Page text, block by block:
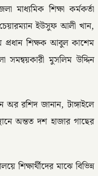
মাধ্যমিক শিক্ষা কর্মকর্তা
ইউসুফ আলী খান,
প্রধান শিক্ষক আবুল কাশেম
মুসলিম উদ্দিন
অর রশিদ জানান, টাঙ্গাইলে
অন্তত দশ হাজার গাছের
শিক্ষার্থীদের মাঝে বিভিন্ন